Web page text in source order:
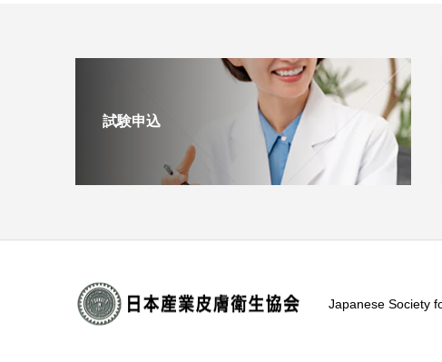
試験申込
Japanese Society